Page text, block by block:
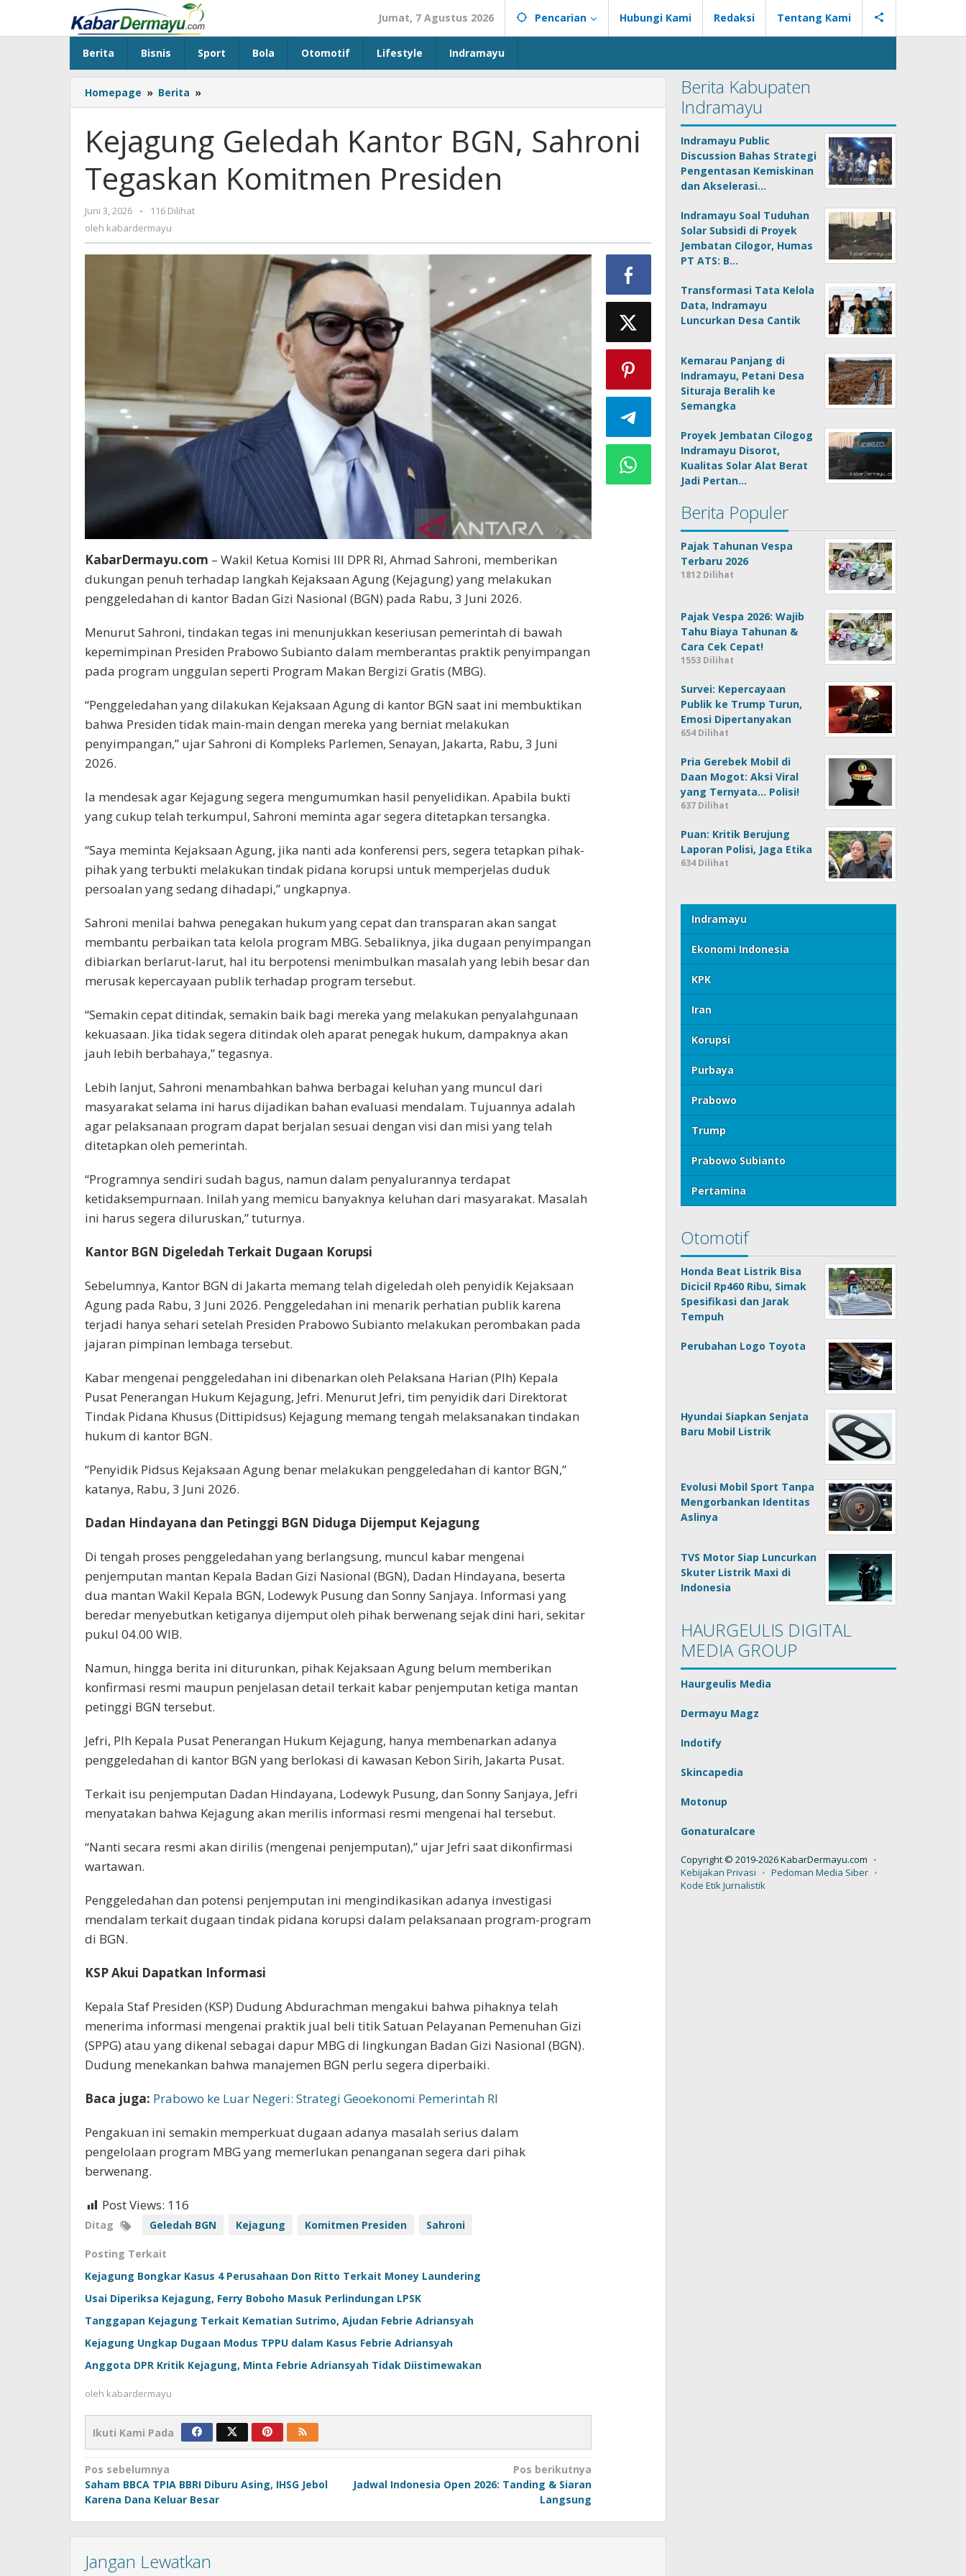
konten
Jumat, 7 Agustus 2026 Pencarian Hubungi Kami Redaksi Tentang Kami
Berita Bisnis Sport Bola Otomotif Lifestyle Indramayu
Homepage » Berita »
Geledah
BGN,
Sahroni
Tegaskan
Komitmen
Kejagung Geledah Kantor BGN, Sahroni
Tegaskan Komitmen Presiden
Juni 3, 2026
oleh
kabardermayu
-
116 Dilihat
oleh kabardermayu
KabarDermayu.com – Wakil Ketua Komisi III DPR RI, Ahmad Sahroni, memberikan
dukungan penuh terhadap langkah Kejaksaan Agung (Kejagung) yang melakukan
penggeledahan di kantor Badan Gizi Nasional (BGN) pada Rabu, 3 Juni 2026.
Menurut Sahroni, tindakan tegas ini menunjukkan keseriusan pemerintah di bawah
kepemimpinan Presiden Prabowo Subianto dalam memberantas praktik penyimpangan
pada program unggulan seperti Program Makan Bergizi Gratis (MBG).
“Penggeledahan yang dilakukan Kejaksaan Agung di kantor BGN saat ini membuktikan
bahwa Presiden tidak main-main dengan mereka yang berniat melakukan
penyimpangan,” ujar Sahroni di Kompleks Parlemen, Senayan, Jakarta, Rabu, 3 Juni
2026.
Ia mendesak agar Kejagung segera mengumumkan hasil penyelidikan. Apabila bukti
yang cukup telah terkumpul, Sahroni meminta agar segera ditetapkan tersangka.
“Saya meminta Kejaksaan Agung, jika nanti ada konferensi pers, segera tetapkan pihak-
pihak yang terbukti melakukan tindak pidana korupsi untuk memperjelas duduk
persoalan yang sedang dihadapi,” ungkapnya.
Sahroni menilai bahwa penegakan hukum yang cepat dan transparan akan sangat
membantu perbaikan tata kelola program MBG. Sebaliknya, jika dugaan penyimpangan
dibiarkan berlarut-larut, hal itu berpotensi menimbulkan masalah yang lebih besar dan
merusak kepercayaan publik terhadap program tersebut.
“Semakin cepat ditindak, semakin baik bagi mereka yang melakukan penyalahgunaan
kekuasaan. Jika tidak segera ditindak oleh aparat penegak hukum, dampaknya akan
jauh lebih berbahaya,” tegasnya.
Lebih lanjut, Sahroni menambahkan bahwa berbagai keluhan yang muncul dari
masyarakat selama ini harus dijadikan bahan evaluasi mendalam. Tujuannya adalah
agar pelaksanaan program dapat berjalan sesuai dengan visi dan misi yang telah
ditetapkan oleh pemerintah.
“Programnya sendiri sudah bagus, namun dalam penyalurannya terdapat
ketidaksempurnaan. Inilah yang memicu banyaknya keluhan dari masyarakat. Masalah
ini harus segera diluruskan,” tuturnya.
Kantor BGN Digeledah Terkait Dugaan Korupsi
Sebelumnya, Kantor BGN di Jakarta memang telah digeledah oleh penyidik Kejaksaan
Agung pada Rabu, 3 Juni 2026. Penggeledahan ini menarik perhatian publik karena
terjadi hanya sehari setelah Presiden Prabowo Subianto melakukan perombakan pada
jajaran pimpinan lembaga tersebut.
Kabar mengenai penggeledahan ini dibenarkan oleh Pelaksana Harian (Plh) Kepala
Pusat Penerangan Hukum Kejagung, Jefri. Menurut Jefri, tim penyidik dari Direktorat
Tindak Pidana Khusus (Dittipidsus) Kejagung memang tengah melaksanakan tindakan
hukum di kantor BGN.
“Penyidik Pidsus Kejaksaan Agung benar melakukan penggeledahan di kantor BGN,”
katanya, Rabu, 3 Juni 2026.
Dadan Hindayana dan Petinggi BGN Diduga Dijemput Kejagung
Di tengah proses penggeledahan yang berlangsung, muncul kabar mengenai
penjemputan mantan Kepala Badan Gizi Nasional (BGN), Dadan Hindayana, beserta
dua mantan Wakil Kepala BGN, Lodewyk Pusung dan Sonny Sanjaya. Informasi yang
beredar menyebutkan ketiganya dijemput oleh pihak berwenang sejak dini hari, sekitar
pukul 04.00 WIB.
Namun, hingga berita ini diturunkan, pihak Kejaksaan Agung belum memberikan
konfirmasi resmi maupun penjelasan detail terkait kabar penjemputan ketiga mantan
petinggi BGN tersebut.
Jefri, Plh Kepala Pusat Penerangan Hukum Kejagung, hanya membenarkan adanya
penggeledahan di kantor BGN yang berlokasi di kawasan Kebon Sirih, Jakarta Pusat.
Terkait isu penjemputan Dadan Hindayana, Lodewyk Pusung, dan Sonny Sanjaya, Jefri
menyatakan bahwa Kejagung akan merilis informasi resmi mengenai hal tersebut.
“Nanti secara resmi akan dirilis (mengenai penjemputan),” ujar Jefri saat dikonfirmasi
wartawan.
Penggeledahan dan potensi penjemputan ini mengindikasikan adanya investigasi
mendalam terkait dugaan tindak pidana korupsi dalam pelaksanaan program-program
di BGN.
KSP Akui Dapatkan Informasi
Kepala Staf Presiden (KSP) Dudung Abdurachman mengakui bahwa pihaknya telah
menerima informasi mengenai praktik jual beli titik Satuan Pelayanan Pemenuhan Gizi
(SPPG) atau yang dikenal sebagai dapur MBG di lingkungan Badan Gizi Nasional (BGN).
Dudung menekankan bahwa manajemen BGN perlu segera diperbaiki.
Baca juga: Prabowo ke Luar Negeri: Strategi Geoekonomi Pemerintah RI
Pengakuan ini semakin memperkuat dugaan adanya masalah serius dalam
pengelolaan program MBG yang memerlukan penanganan segera dari pihak
berwenang.
Post Views: 116
Ditag Geledah BGN Kejagung Komitmen Presiden Sahroni
Posting Terkait
Kejagung Bongkar Kasus 4 Perusahaan Don Ritto Terkait Money Laundering
Usai Diperiksa Kejagung, Ferry Boboho Masuk Perlindungan LPSK
Tanggapan Kejagung Terkait Kematian Sutrimo, Ajudan Febrie Adriansyah
Kejagung Ungkap Dugaan Modus TPPU dalam Kasus Febrie Adriansyah
Anggota DPR Kritik Kejagung, Minta Febrie Adriansyah Tidak Diistimewakan
oleh kabardermayu
Ikuti Kami Pada
Navigasi
pos
Pos sebelumnya
Saham BBCA TPIA BBRI Diburu Asing, IHSG Jebol
Karena Dana Keluar Besar
Pos berikutnya
Jadwal Indonesia Open 2026: Tanding & Siaran
Langsung
Jangan Lewatkan
Berita Kabupaten
Indramayu
Indramayu Public
Discussion Bahas Strategi
Pengentasan Kemiskinan
dan Akselerasi…
Indramayu Soal Tuduhan
Solar Subsidi di Proyek
Jembatan Cilogor, Humas
PT ATS: B…
Transformasi Tata Kelola
Data, Indramayu
Luncurkan Desa Cantik
Kemarau Panjang di
Indramayu, Petani Desa
Situraja Beralih ke
Semangka
Proyek Jembatan Cilogog
Indramayu Disorot,
Kualitas Solar Alat Berat
Jadi Pertan…
Berita Populer
Pajak Tahunan Vespa
Terbaru 2026
1812 Dilihat
Pajak Vespa 2026: Wajib
Tahu Biaya Tahunan &
Cara Cek Cepat!
1553 Dilihat
Survei: Kepercayaan
Publik ke Trump Turun,
Emosi Dipertanyakan
654 Dilihat
Pria Gerebek Mobil di
Daan Mogot: Aksi Viral
yang Ternyata… Polisi!
637 Dilihat
Puan: Kritik Berujung
Laporan Polisi, Jaga Etika
634 Dilihat
Indramayu
Ekonomi Indonesia
KPK
Iran
Korupsi
Purbaya
Prabowo
Trump
Prabowo Subianto
Pertamina
Otomotif
Honda Beat Listrik Bisa
Dicicil Rp460 Ribu, Simak
Spesifikasi dan Jarak
Tempuh
Perubahan Logo Toyota
Hyundai Siapkan Senjata
Baru Mobil Listrik
Evolusi Mobil Sport Tanpa
Mengorbankan Identitas
Aslinya
TVS Motor Siap Luncurkan
Skuter Listrik Maxi di
Indonesia
HAURGEULIS DIGITAL
MEDIA GROUP
Haurgeulis Media
Dermayu Magz
Indotify
Skincapedia
Motonup
Gonaturalcare
Copyright © 2019-2026 KabarDermayu.com
Kebijakan Privasi
Pedoman Media Siber
Kode Etik Jurnalistik